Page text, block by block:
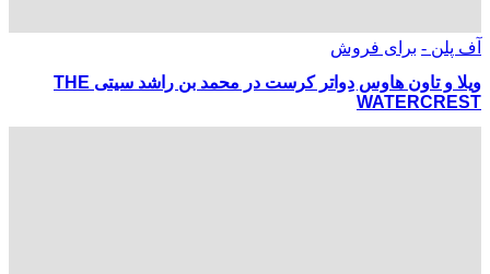
آف پلن - برای فروش
ویلا و تاون هاوس دِواتر کرست در محمد بن راشد سیتی THE
WATERCREST